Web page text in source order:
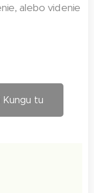
alebo videnie
tu